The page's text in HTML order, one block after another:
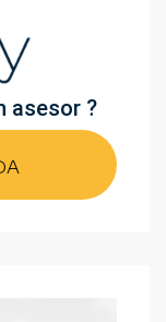
asesor ?